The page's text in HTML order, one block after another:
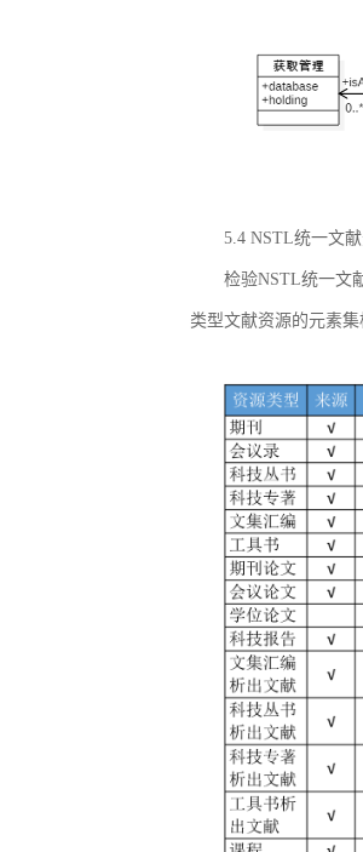
5.4 NSTL统一文
检验NSTL统一文
类型文献资源的元素